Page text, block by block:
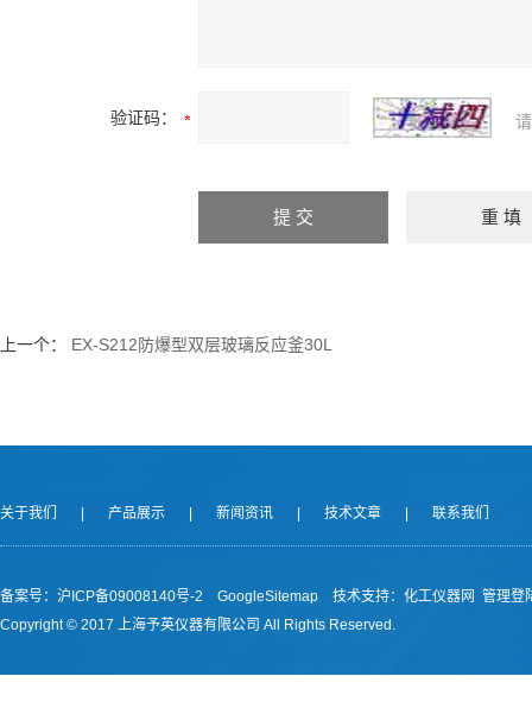
验证码：
上一个： EX-S212防爆型双层玻璃反应釜30L
关于我们 产品展示 新闻资讯 技术文章 联系我们
备案号：沪ICP备09008140号-2 GoogleSitemap 技术支持： 化工仪器网 管理登
Copyright © 2017 上海予英仪器有限公司 All Rights Reserved.